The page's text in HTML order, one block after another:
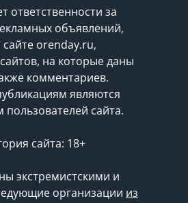
ответственности за
объявлений,
orenday.ru,
на которые даны
комментариев.
являются
сайта.
сайта: 18+
экстремистскими и
организации из